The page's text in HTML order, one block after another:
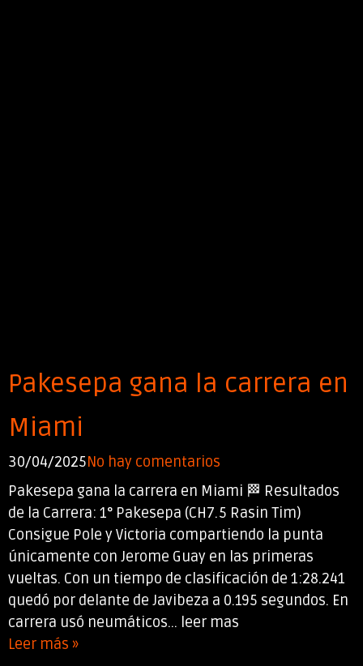
Pakesepa gana la carrera en
Miami
30/04/2025No hay comentarios
Pakesepa gana la carrera en Miami 🏁 Resultados
de la Carrera: 1° Pakesepa (CH7.5 Rasin Tim)
Consigue Pole y Victoria compartiendo la punta
únicamente con Jerome Guay en las primeras
vueltas. Con un tiempo de clasificación de 1:28.241
quedó por delante de Javibeza a 0.195 segundos. En
carrera usó neumáticos... leer mas
Leer más »